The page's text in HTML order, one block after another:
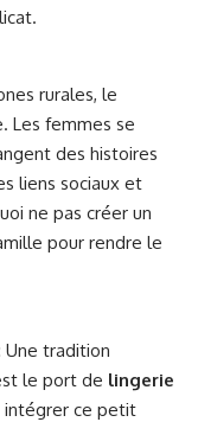
rurales, le
Les femmes se
des histoires
liens sociaux et
ne pas créer un
pour rendre le
Une tradition
le port de lingerie
intégrer ce petit